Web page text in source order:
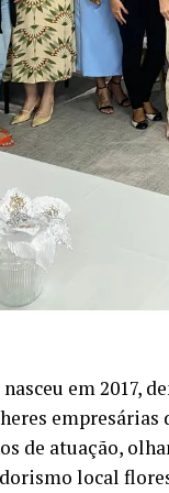
em 2017,
de atuação,
local